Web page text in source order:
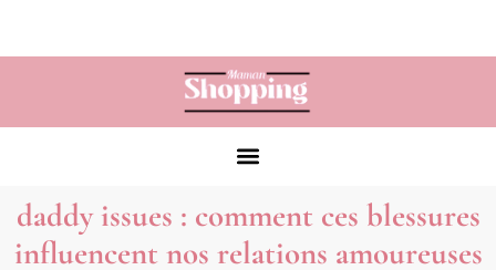
daddy issues : comment ces blessures
influencent nos relations amoureuses